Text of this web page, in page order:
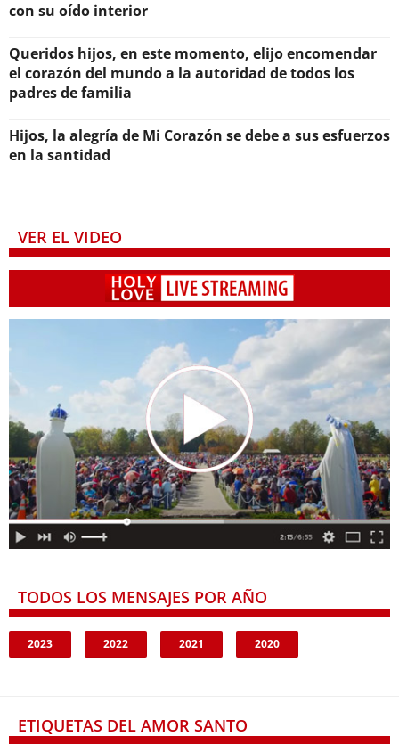
con su oído interior
Queridos hijos, en este momento, elijo encomendar
el corazón del mundo a la autoridad de todos los
padres de familia
Hijos, la alegría de Mi Corazón se debe a sus esfuerzos
en la santidad
VER EL VIDEO
TODOS LOS MENSAJES POR AÑO
2023 2022 2021 2020
ETIQUETAS DEL AMOR SANTO